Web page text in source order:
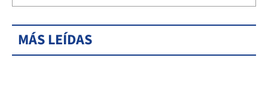
MÁS LEÍDAS